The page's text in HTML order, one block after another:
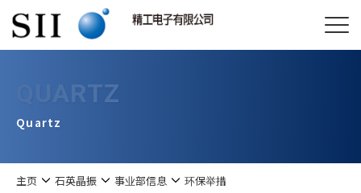
QUARTZ
Quartz
主页 石英晶振 事业部信息 环保举措